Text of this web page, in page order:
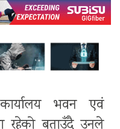
भवन एवं